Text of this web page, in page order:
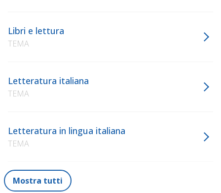
Libri e lettura
TEMA
Letteratura italiana
TEMA
Letteratura in lingua italiana
TEMA
Mostra tutti